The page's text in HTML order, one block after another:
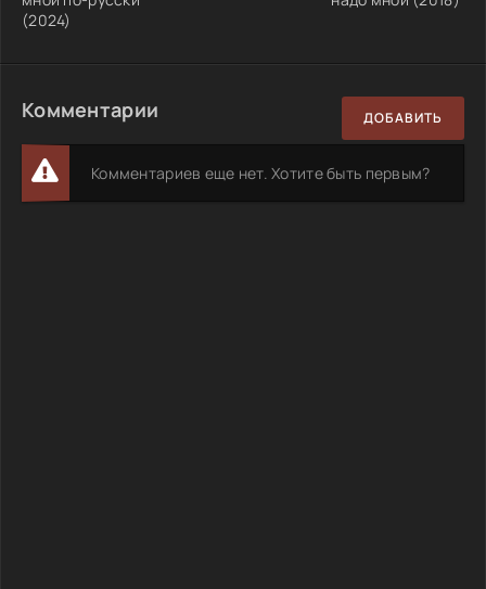
(2024)
Комментарии ДОБАВИТЬ
Комментариев еще нет. Хотите быть первым?